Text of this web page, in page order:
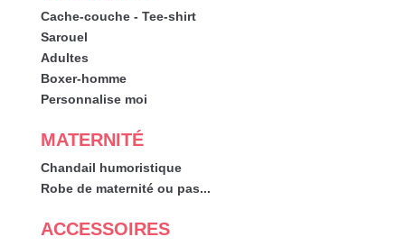
Cache-couche - Tee-shirt
Sarouel
Adultes
Boxer-homme
Personnalise moi
MATERNITÉ
Chandail humoristique
Robe de maternité ou pas...
ACCESSOIRES